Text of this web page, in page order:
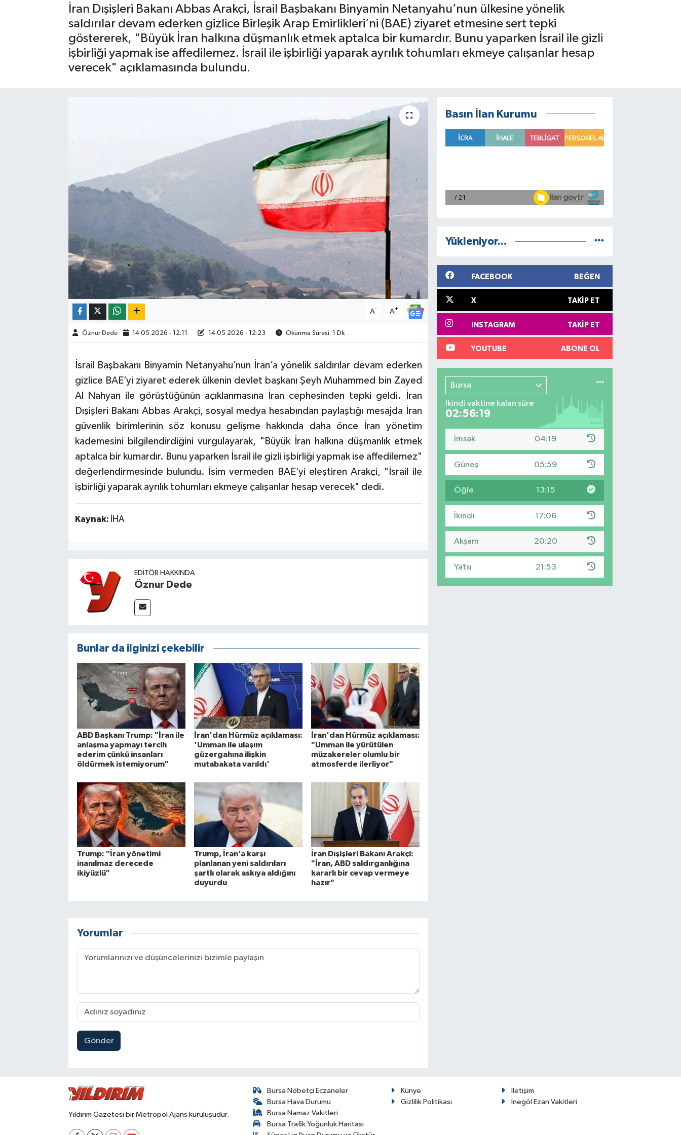
İran Dışişleri Bakanı Abbas Arakçi, İsrail Başbakanı Binyamin Netanyahu’nun ülkesine yönelik
saldırılar devam ederken gizlice Birleşik Arap Emirlikleri’ni (BAE) ziyaret etmesine sert tepki
göstererek, "Büyük İran halkına düşmanlık etmek aptalca bir kumardır. Bunu yaparken İsrail ile gizli
işbirliği yapmak ise affedilemez. İsrail ile işbirliği yaparak ayrılık tohumları ekmeye çalışanlar hesap
verecek" açıklamasında bulundu.
A- A+
Öznur Dede 14.05.2026 - 12:11 14.05.2026 - 12:23 Okunma Süresi: 1 Dk
İsrail Başbakanı Binyamin Netanyahu’nun İran’a yönelik saldırılar devam ederken
gizlice BAE’yi ziyaret ederek ülkenin devlet başkanı Şeyh Muhammed bin Zayed
Al Nahyan ile görüştüğünün açıklanmasına İran cephesinden tepki geldi. İran
Dışişleri Bakanı Abbas Arakçi, sosyal medya hesabından paylaştığı mesajda İran
güvenlik birimlerinin söz konusu gelişme hakkında daha önce İran yönetim
kademesini bilgilendirdiğini vurgulayarak, "Büyük İran halkına düşmanlık etmek
aptalca bir kumardır. Bunu yaparken İsrail ile gizli işbirliği yapmak ise affedilemez"
değerlendirmesinde bulundu. İsim vermeden BAE’yi eleştiren Arakçi, "İsrail ile
işbirliği yaparak ayrılık tohumları ekmeye çalışanlar hesap verecek" dedi.
Kaynak: İHA
EDITÖR HAKKINDA
Öznur Dede
Bunlar da ilginizi çekebilir
ABD Başkanı Trump: "İran ile
anlaşma yapmayı tercih
ederim çünkü insanları
öldürmek istemiyorum"
İran'dan Hürmüz açıklaması:
'Umman ile ulaşım
güzergahına ilişkin
mutabakata varıldı'
İran'dan Hürmüz açıklaması:
"Umman ile yürütülen
müzakereler olumlu bir
atmosferde ilerliyor"
Trump: "İran yönetimi
inanılmaz derecede
ikiyüzlü"
Trump, İran’a karşı
planlanan yeni saldırıları
şartlı olarak askıya aldığını
duyurdu
İran Dışişleri Bakanı Arakçi:
"İran, ABD saldırganlığına
kararlı bir cevap vermeye
hazır"
Yorumlar
Gönder
Basın İlan Kurumu
Yükleniyor...
FACEBOOK BEĞEN
X TAKIP ET
INSTAGRAM TAKIP ET
YOUTUBE ABONE OL
Bursa
İkindi vaktine kalan süre
02:56:18
İmsak 04:19
Güneş 05:59
Öğle 13:15
İkindi 17:06
Akşam 20:20
Yatsı 21:53
Yıldırım Gazetesi bir Metropol Ajans kuruluşudur.
Bursa Nöbetçi Eczaneler
Bursa Hava Durumu
Bursa Namaz Vakitleri
Bursa Trafik Yoğunluk Haritası
Künye
İletişim
Gizlilik Politikası
İnegöl Ezan Vakitleri